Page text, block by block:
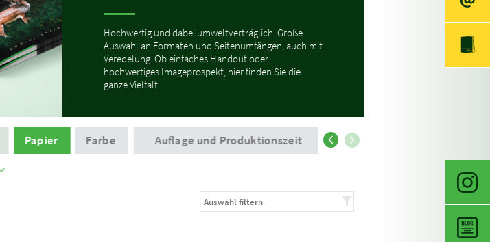
Hochwertig und dabei umweltverträglich. Große
Auswahl an Formaten und Seitenumfängen, auch mit
Veredelung. Ob einfaches Handout oder
hochwertiges Imageprospekt, hier finden Sie die
ganze Vielfalt.
Papier Farbe Auflage und Produktionszeit